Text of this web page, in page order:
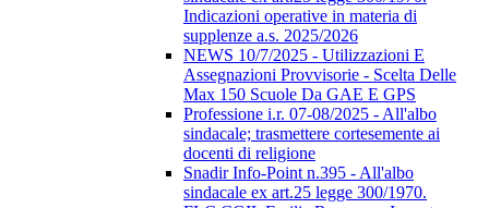
Indicazioni operative in materia di
supplenze a.s. 2025/2026
NEWS 10/7/2025 - Utilizzazioni E
Assegnazioni Provvisorie - Scelta Delle
Max 150 Scuole Da GAE E GPS
Professione i.r. 07-08/2025 - All'albo
sindacale; trasmettere cortesemente ai
docenti di religione
Snadir Info-Point n.395 - All'albo
sindacale ex art.25 legge 300/1970.